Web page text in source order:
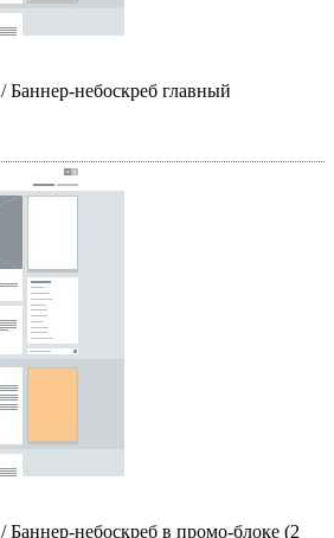
/ Баннер-небоскреб главный
/ Баннер-небоскреб в промо-блоке (2